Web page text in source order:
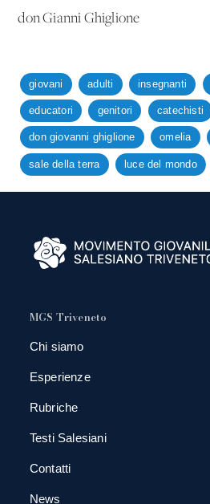
don Gianni Ghiglione
giovani adulti insegnanti
educatori genitori catechisti
don giovanni ghiglione omelia
sale della terra luce del mondo
MGS Triveneto
Chi siamo
Esperienze
Rubriche
Testi Salesiani
Contatti
News